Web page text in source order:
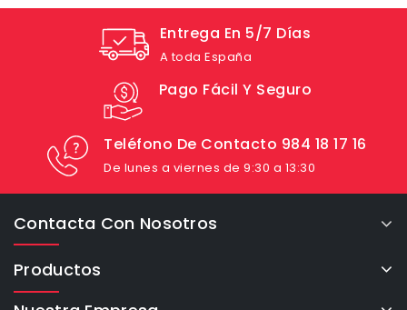
Entrega En 5/7 Días
A toda España
Pago Fácil Y Seguro
Teléfono De Contacto 984 18 17 16
De lunes a viernes de 9:30 a 13:30
Contacta Con Nosotros
Productos